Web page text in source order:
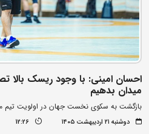
احسان امینی: با وجود ریسک بالا
میدان بدهیم
بازگشت به سکوی نخست جهان در اولویت تیم
دوشنبه ۲۱ اردیبهشت ۱۴۰۵ 12:26